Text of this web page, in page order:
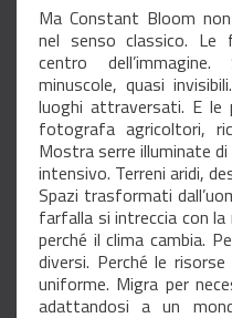
Ma Constant Bloom
nel senso classico. Le
centro
minuscole, quasi
luoghi attraversati. E le
fotografa agricoltori,
Mostra serre illuminate
intensivo. Terreni aridi,
Spazi trasformati
farfalla si intreccia con
perché il clima cambia.
diversi. Perché le
uniforme. Migra per
adattandosi a un